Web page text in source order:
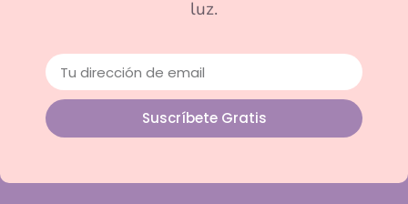
luz.
Suscríbete Gratis